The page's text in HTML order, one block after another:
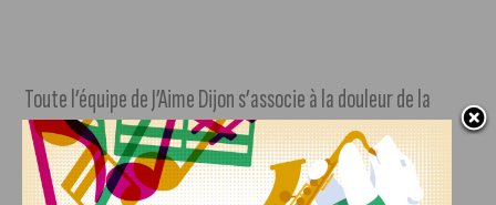
Toute l’équipe de J’Aime Dijon s’associe à la douleur de la
famille de Jacques Frantz et présente ses sincères
condoléances.